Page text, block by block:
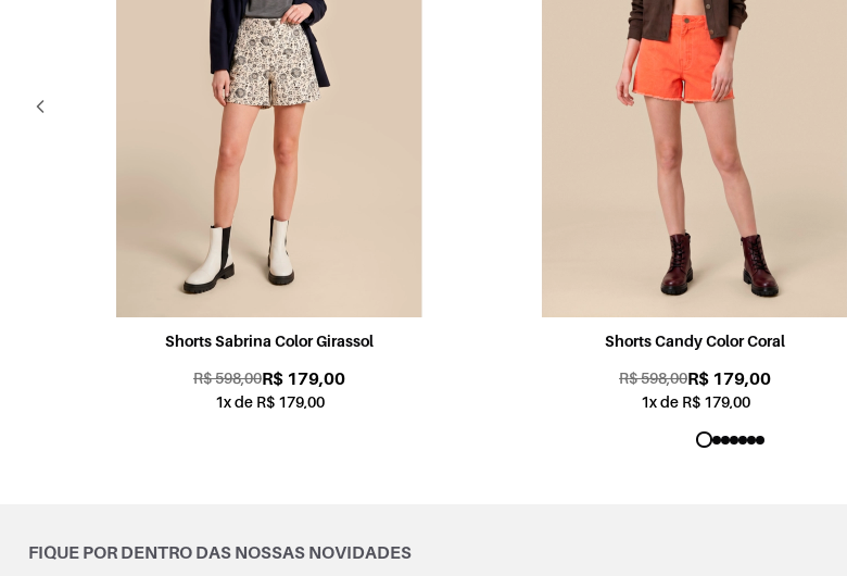
Shorts Candy Color Coral
R$ 598,00R$ 179,00
1x de R$ 179,00
Shorts Sabrina Jogging Color Rosa
R$ 598,00R$ 179,00
1x de R$ 179,00
FIQUE POR DENTRO DAS NOSSAS NOVIDADES